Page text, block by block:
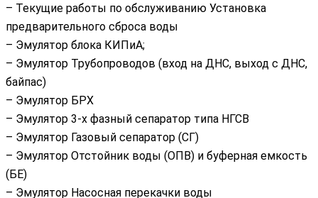
– Текущие работы по обслуживанию Установка
предварительного сброса воды
– Эмулятор блока КИПиА;
– Эмулятор Трубопроводов (вход на ДНС, выход с ДНС,
байпас)
– Эмулятор БРХ
– Эмулятор 3-х фазный сепаратор типа НГСВ
– Эмулятор Газовый сепаратор (СГ)
– Эмулятор Отстойник воды (ОПВ) и буферная емкость
(БЕ)
– Эмулятор Насосная перекачки воды